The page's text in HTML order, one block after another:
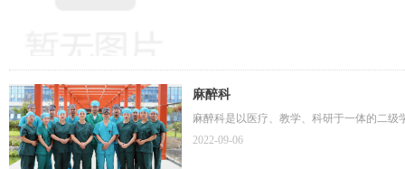
麻醉科
麻醉科是以医疗、教学、科研于一体的二
2022-09-06